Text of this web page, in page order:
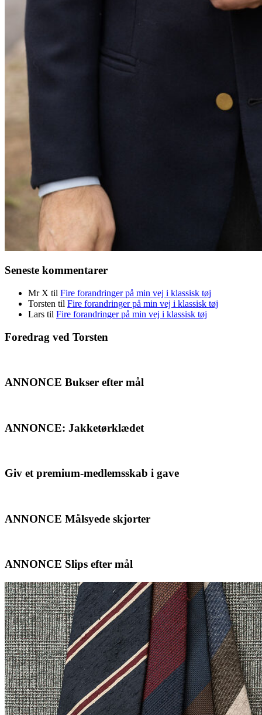
Seneste kommentarer
Mr X til Fire forandringer på min vej i klassisk tøj
Torsten til Fire forandringer på min vej i klassisk tøj
Lars til Fire forandringer på min vej i klassisk tøj
Foredrag ved Torsten
ANNONCE Bukser efter mål
ANNONCE: Jakketørklædet
Giv et premium-medlemsskab i gave
ANNONCE Målsyede skjorter
ANNONCE Slips efter mål